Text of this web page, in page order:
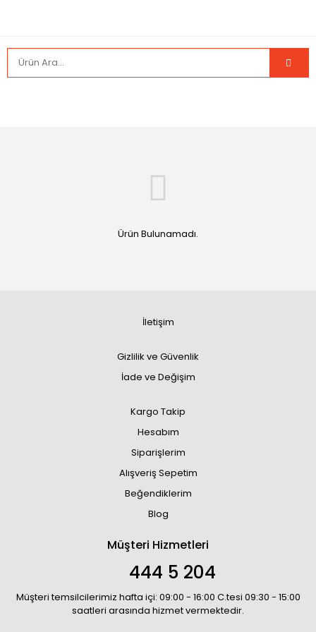
Ürün Bulunamadı.
İletişim
Gizlilik ve Güvenlik
İade ve Değişim
Kargo Takip
Hesabım
Siparişlerim
Alışveriş Sepetim
Beğendiklerim
Blog
Müşteri Hizmetleri
444 5 204
Müşteri temsilcilerimiz hafta içi: 09:00 - 16:00 C.tesi 09:30 - 15:00
saatleri arasında hizmet vermektedir.